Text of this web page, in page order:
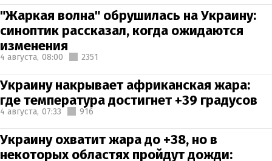
"Жаркая волна" обрушилась на Украину:
синоптик рассказал, когда ожидаются
изменения
4 августа, 08:00 2351
Украину накрывает африканская жара:
где температура достигнет +39 градусов
4 августа, 07:33 916
Украину охватит жара до +38, но в
некоторых областях пройдут дожди: